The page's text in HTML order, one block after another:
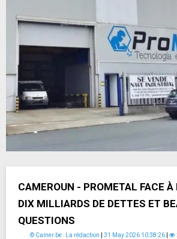
CAMEROUN - PROMETAL FACE À
DIX MILLIARDS DE DETTES ET
QUESTIONS
© Camer.be : La rédaction 31 May 2026 10:38:26